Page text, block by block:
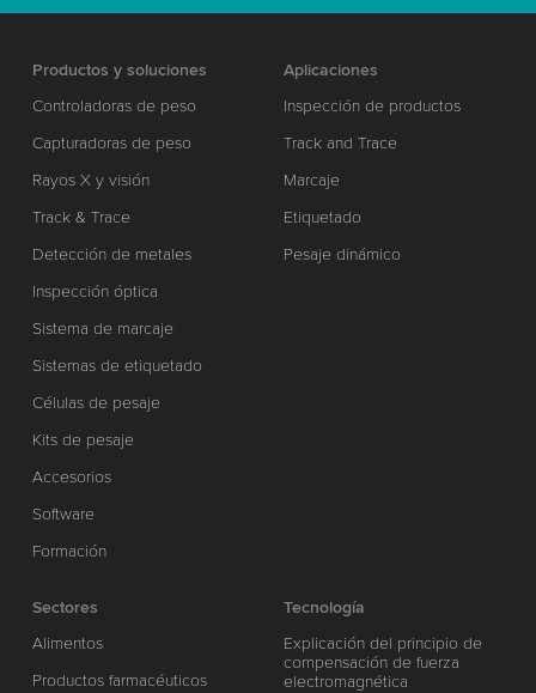
Productos y soluciones
Controladoras de peso
Capturadoras de peso
Rayos X y visión
Track & Trace
Detección de metales
Inspección óptica
Sistema de marcaje
Sistemas de etiquetado
Células de pesaje
Kits de pesaje
Accesorios
Software
Formación
Aplicaciones
Inspección de productos
Track and Trace
Marcaje
Etiquetado
Pesaje dinámico
Sectores
Alimentos
Productos farmacéuticos
Tecnología
Explicación del principio de
compensación de fuerza
electromagnética